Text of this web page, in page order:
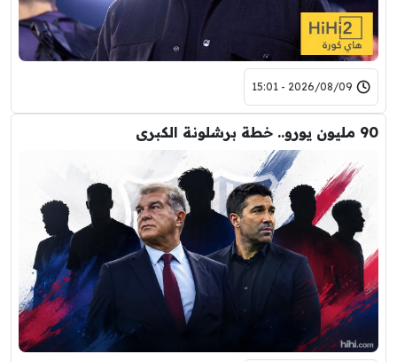
2026/08/09 - 15:01
90 مليون يورو.. خطة برشلونة الكبرى